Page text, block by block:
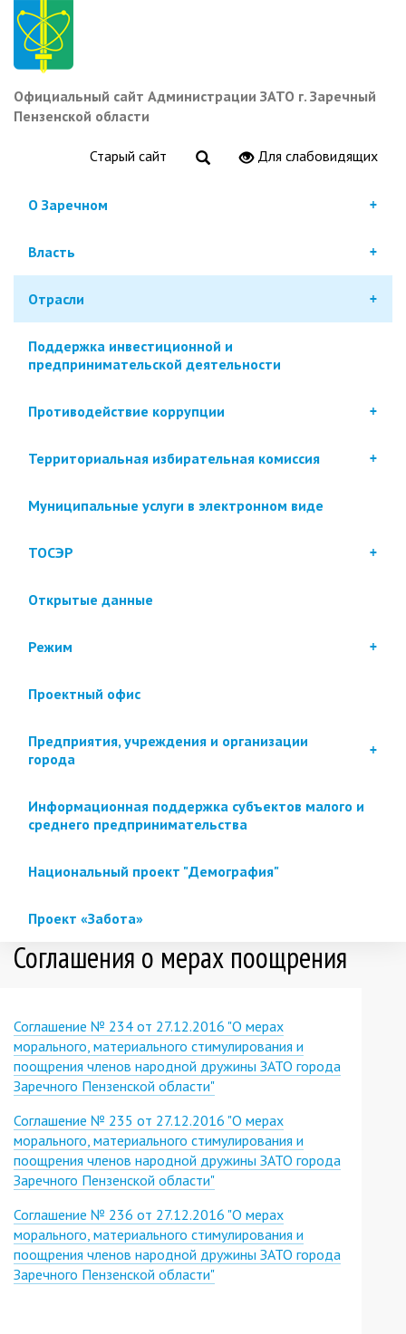
Перейти
основному
содержанию
Официальный сайт Администрации ЗАТО г. Заречный
Пензенской области
Старый сайт Для слабовидящих
О Заречном
Власть
Отрасли
Поддержка инвестиционной и
предпринимательской деятельности
Противодействие коррупции
Территориальная избирательная комиссия
Муниципальные услуги в электронном виде
ТОСЭР
Открытые данные
Режим
Проектный офис
Предприятия, учреждения и организации
города
Информационная поддержка субъектов малого и
среднего предпринимательства
Национальный проект "Демография"
Проект «Забота»
Соглашения о мерах поощрения
Соглашение № 234 от 27.12.2016 "О мерах
морального, материального стимулирования и
поощрения членов народной дружины ЗАТО города
Заречного Пензенской области"
Соглашение № 235 от 27.12.2016 "О мерах
морального, материального стимулирования и
поощрения членов народной дружины ЗАТО города
Заречного Пензенской области"
Соглашение № 236 от 27.12.2016 "О мерах
морального, материального стимулирования и
поощрения членов народной дружины ЗАТО города
Заречного Пензенской области"